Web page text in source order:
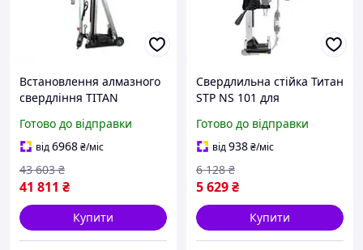
Встановлення алмазного
свердління TITAN
Готово до відправки
від6968₴/міс
41 811 ₴
43 603 ₴
Купити
Свердлильна стійка Титан
STP NS 101 для
буріння
Готово до відправки
від938₴/міс
5 629₴
6 128 ₴
Купити